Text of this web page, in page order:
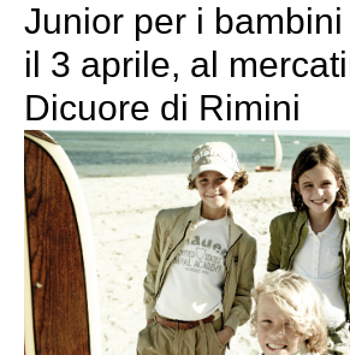
Junior per i bambini
il 3 aprile, al
Dicuore di Rimini